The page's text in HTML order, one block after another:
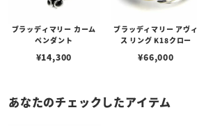
ブラッディマリー カーム
ペンダント
¥14,300
ブラッディマリー アヴィ
ス リング K18クロー
¥66,000
あなたのチェックしたアイテム